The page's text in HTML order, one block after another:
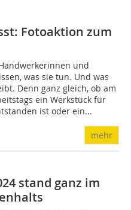
Fotoaktion zum
und
was sie tun. Und was
Denn ganz gleich, ob am
ein Werkstück für
ist oder ein...
mehr
stand ganz im